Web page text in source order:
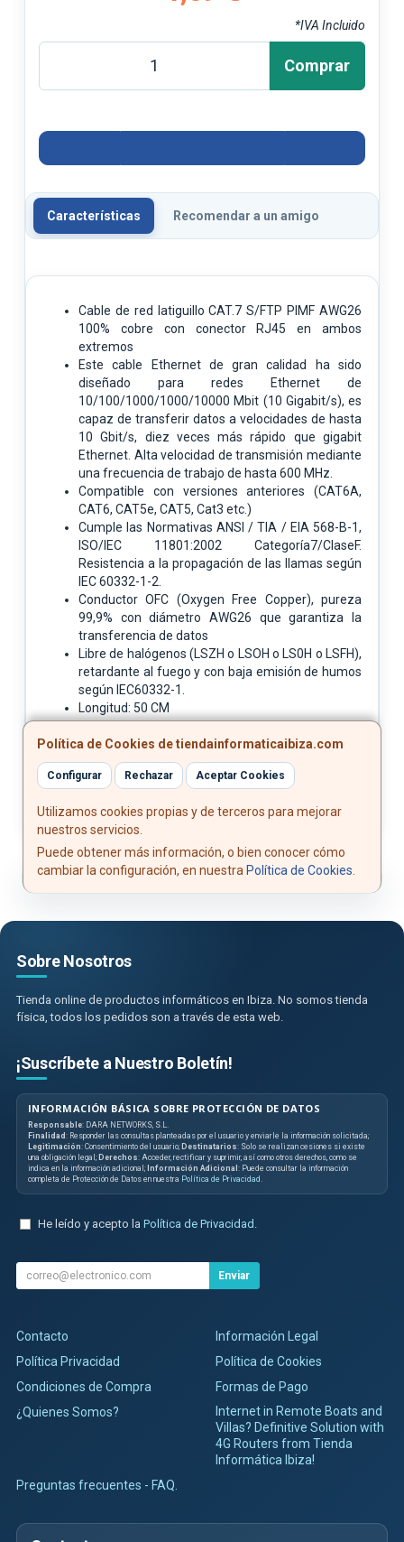
*IVA Incluido
Comprar
Características Recomendar a un amigo
Cable de red latiguillo CAT.7 S/FTP PIMF AWG26
100% cobre con conector RJ45 en ambos
extremos
Este cable Ethernet de gran calidad ha sido
diseñado para redes Ethernet de
10/100/1000/1000/10000 Mbit (10 Gigabit/s), es
capaz de transferir datos a velocidades de hasta
10 Gbit/s, diez veces más rápido que gigabit
Ethernet. Alta velocidad de transmisión mediante
una frecuencia de trabajo de hasta 600 MHz.
Compatible con versiones anteriores (CAT6A,
CAT6, CAT5e, CAT5, Cat3 etc.)
Cumple las Normativas ANSI / TIA / EIA 568-B-1,
ISO/IEC 11801:2002 Categoría7/ClaseF.
Resistencia a la propagación de las llamas según
IEC 60332-1-2.
Conductor OFC (Oxygen Free Copper), pureza
99,9% con diámetro AWG26 que garantiza la
transferencia de datos
Libre de halógenos (LSZH o LSOH o LS0H o LSFH),
retardante al fuego y con baja emisión de humos
según IEC60332-1.
Longitud: 50 CM
Color: Blanco
Normativas: RoHS
Test de funcionamiento: 100% testeado
Política de Cookies de tiendainformaticaibiza.com
Configurar Rechazar Aceptar Cookies
Utilizamos cookies propias y de terceros para mejorar
nuestros servicios.
Puede obtener más información, o bien conocer cómo
cambiar la configuración, en nuestra Política de Cookies
Sobre Nosotros
Tienda online de productos informáticos en Ibiza. No somos tienda
física, todos los pedidos son a través de esta web.
¡Suscríbete a Nuestro Boletín!
INFORMACIÓN BÁSICA SOBRE PROTECCIÓN DE DATOS
Responsable: DARA NETWORKS, S.L.
Finalidad : Responder las consultas planteadas por el usuario y enviarle la información solicitada;
Legitimación: Consentimiento del usuario; Destinatarios: Solo se realizan cesiones si existe
una obligación legal; Derechos: Acceder, rectificar y suprimir, así como otros derechos, como se
indica en la información adicional; Información Adicional : Puede consultar la información
completa de Protección de Datos en nuestra Política de Privacidad
He leído y acepto la Política de Privacidad
Enviar
Contacto
Información Legal
Política Privacidad
Política de Cookies
Condiciones de Compra
Formas de Pago
¿Quienes Somos?
Internet in Remote Boats and
Villas? Definitive Solution with
4G Routers from Tienda
Informática Ibiza!
Preguntas frecuentes - FAQ.